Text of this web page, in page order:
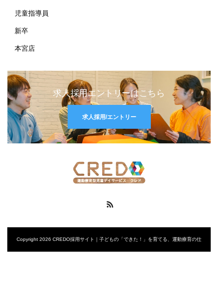
児童指導員
新卒
本宮店
求人採用エントリーはこちら
求人採用/エントリー
Copyright 2026 CREDO採用サイト｜子どもの「できた！」を育てる、運動療育の仕